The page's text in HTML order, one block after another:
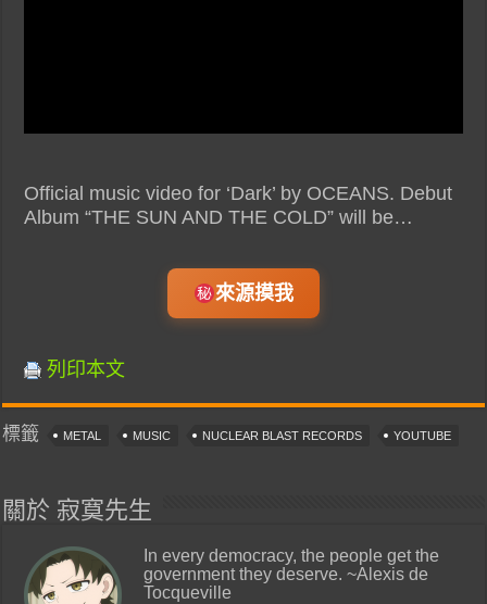
Official music video for ‘Dark’ by OCEANS. Debut
Album “THE SUN AND THE COLD” will be…
來源摸我
列印本文
標籤 METAL MUSIC NUCLEAR BLAST RECORDS YOUTUBE
關於 寂寞先生
In every democracy, the people get the
government they deserve. ~Alexis de
Tocqueville